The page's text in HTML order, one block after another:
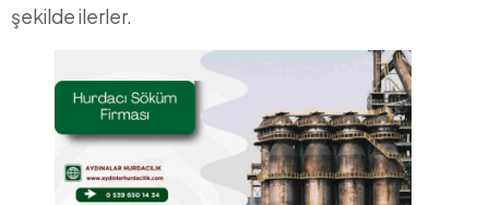
şekilde ilerler.